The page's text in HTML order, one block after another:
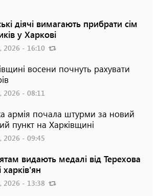
діячі вимагають прибрати сім
у Харкові
2026 - 16:10
восени почнуть рахувати
2026 - 08:11
армія почала штурми за новий
пункт на Харківщині
2026 - 09:45
видають медалі від Терехова
харків'ян
2026 - 13:38